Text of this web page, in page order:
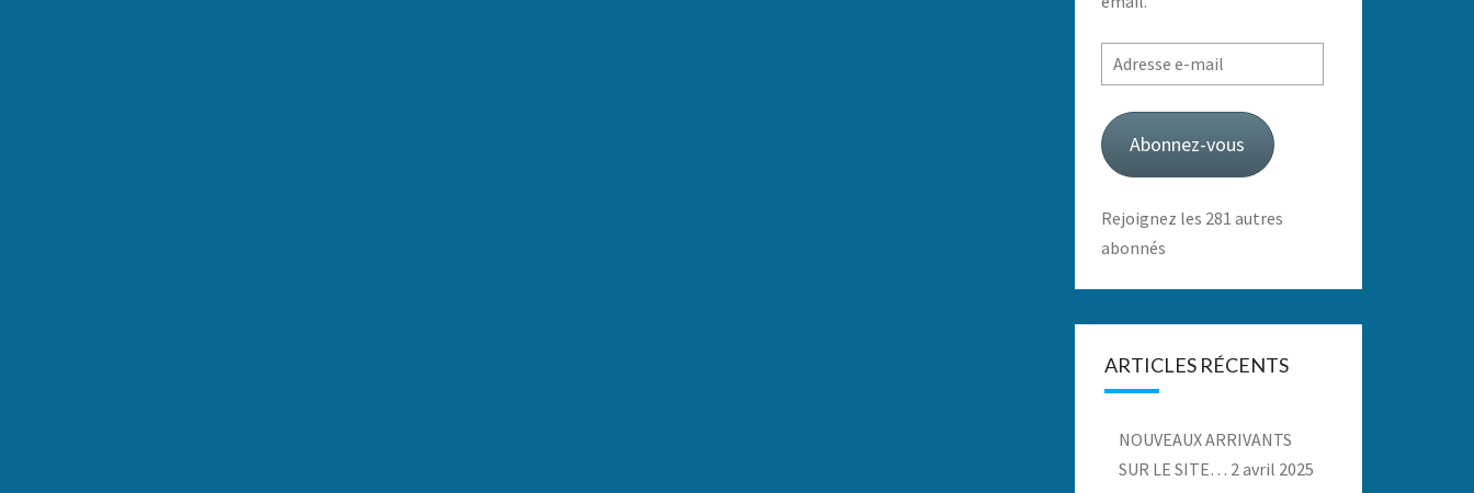
Adresse
e-
mail
Abonnez-vous
Rejoignez les 281 autres
abonnés
ARTICLES RÉCENTS
NOUVEAUX ARRIVANTS
SUR LE SITE… 2 avril 2025